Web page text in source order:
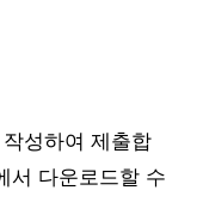
작성하여 제출합
서 다운로드할 수